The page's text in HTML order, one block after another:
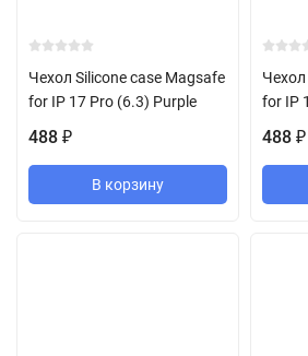
Чехол Silicone case Magsafe
for IP 17 Pro (6.3) Purple
488 ₽
В корзину
for IP
488 ₽